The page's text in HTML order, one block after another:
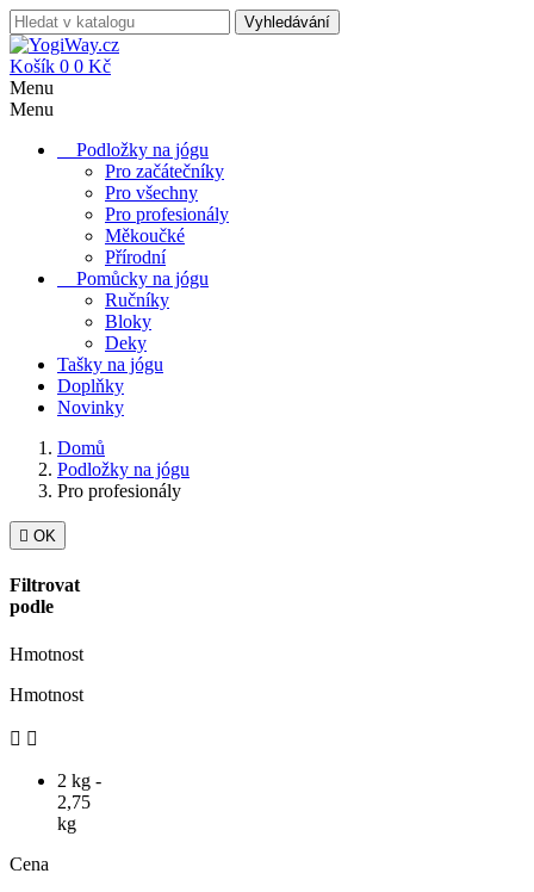
Vyhledávání
Košík 0 0 Kč
Menu
Menu
Podložky na jógu
Pro začátečníky
Pro všechny
Pro profesionály
Měkoučké
Přírodní
Pomůcky na jógu
Ručníky
Bloky
Deky
Tašky na jógu
Doplňky
Novinky
Domů
Podložky na jógu
Pro profesionály
 OK
Filtrovat
podle
Hmotnost
Hmotnost
 
2 kg -
2,75
kg
Cena